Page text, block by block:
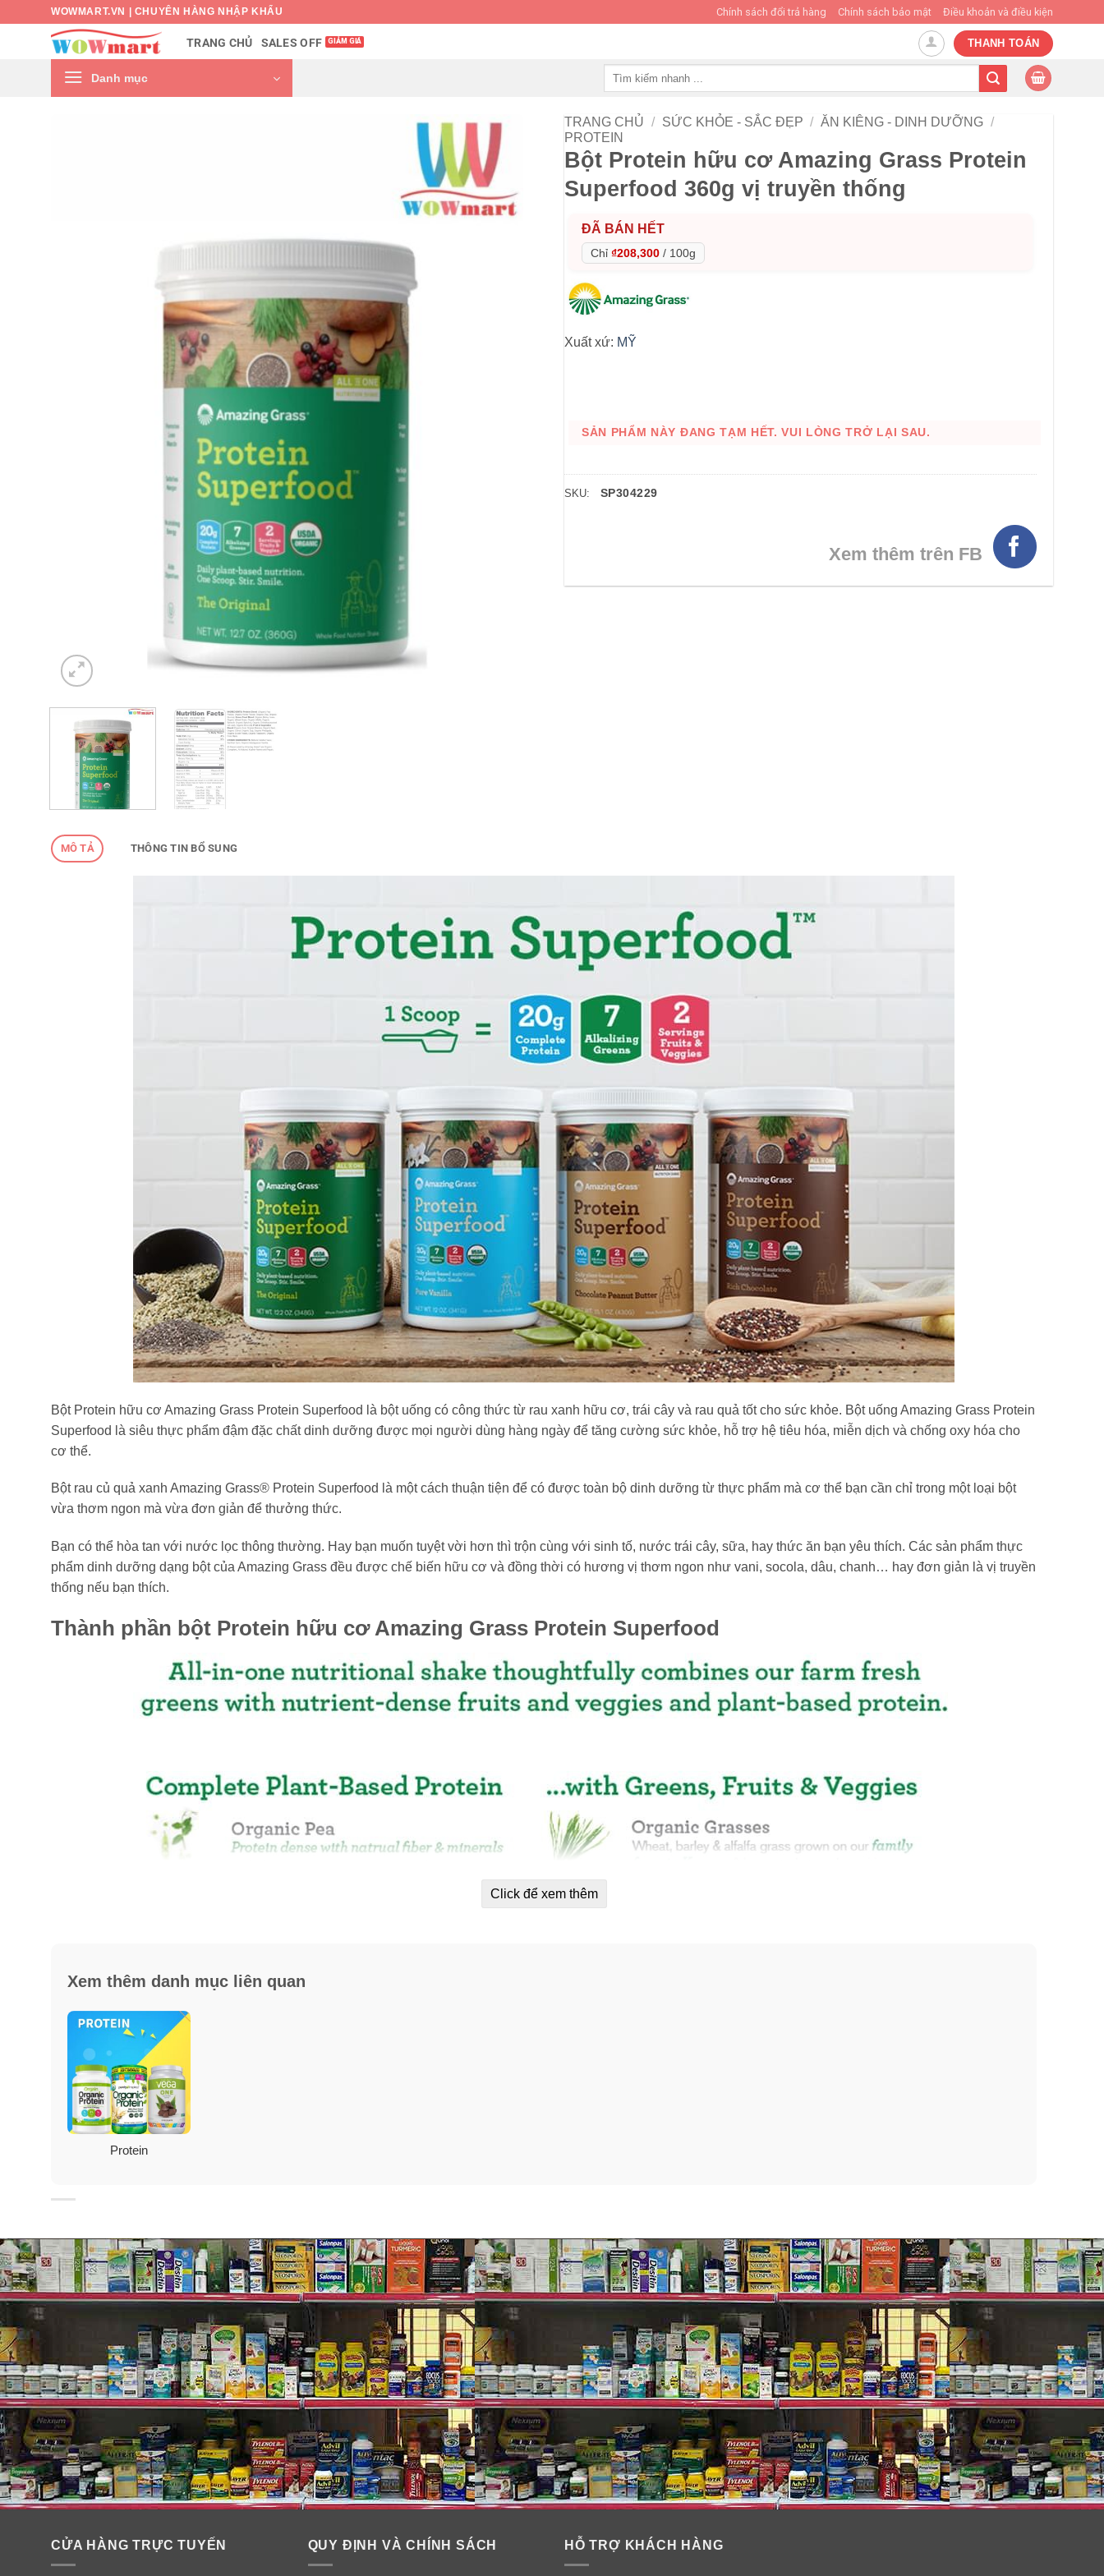
WOWMART.VN | CHUYÊN HÀNG NHẬP KHẨU Chính sách đổi trả hàng Chính sách bảo mật Điều khoản và điều kiện
TRANG CHỦ SALES OFF THANH TOÁN
Danh mục
HÌNH THẬT
TRANG CHỦ / SỨC KHỎE - SẮC ĐẸP / ĂN KIÊNG - DINH DƯỠNG /
PROTEIN
Bột Protein hữu cơ Amazing Grass Protein
Superfood 360g vị truyền thống
ĐÃ BÁN HẾT
Chỉ ₫208,300 / 100g
Xuất xứ: MỸ
SẢN PHẨM NÀY ĐANG TẠM HẾT. VUI LÒNG TRỞ LẠI SAU.
SKU: SP304229
Xem thêm trên FB
MÔ TẢ THÔNG TIN BỔ SUNG
Bột Protein hữu cơ Amazing Grass Protein Superfood là bột uống có công thức từ rau xanh hữu cơ, trái cây và rau quả tốt cho sức khỏe. Bột uống Amazing Grass Protein
Superfood là siêu thực phẩm đậm đặc chất dinh dưỡng được mọi người dùng hàng ngày để tăng cường sức khỏe, hỗ trợ hệ tiêu hóa, miễn dịch và chống oxy hóa cho
cơ thể.
Bột rau củ quả xanh Amazing Grass® Protein Superfood là một cách thuận tiện để có được toàn bộ dinh dưỡng từ thực phẩm mà cơ thể bạn cần chỉ trong một loại bột
vừa thơm ngon mà vừa đơn giản để thưởng thức.
Bạn có thể hòa tan với nước lọc thông thường. Hay bạn muốn tuyệt vời hơn thì trộn cùng với sinh tố, nước trái cây, sữa, hay thức ăn bạn yêu thích. Các sản phẩm thực
phẩm dinh dưỡng dạng bột của Amazing Grass đều được chế biến hữu cơ và đồng thời có hương vị thơm ngon như vani, socola, dâu, chanh… hay đơn giản là vị truyền
thống nếu bạn thích.
Thành phần bột Protein hữu cơ Amazing Grass Protein Superfood
Click để xem thêm
Xem thêm danh mục liên quan
Protein
CỬA HÀNG TRỰC TUYẾN QUY ĐỊNH VÀ CHÍNH SÁCH HỖ TRỢ KHÁCH HÀNG